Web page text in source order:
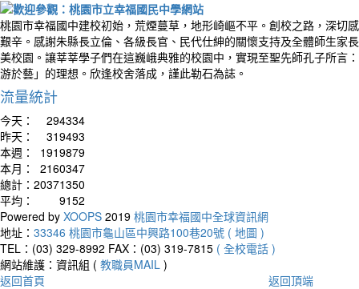
桃園市幸福國中建校初始，荒煙蔓草，地形崎嶇不平。創校之路，深切
艱辛。感謝朱縣長立倫、各級長官、民代仕紳的關懷支持及全體師生家
美校園。讓莘莘學子們在這巍峨典雅的校園中，實現至聖先師孔子所言
游於藝」的理想。欣逢校舍落成，謹此勒石為誌。
流量統計
今天：
294334
昨天：
319493
本週：
1919879
本月：
2160347
總計： 20371350
平均：
9152
Powered by XOOPS 2019 桃園市幸福國中全球資訊網
地址： 33346 桃園市龜山區中興路100巷20號 ( 地圖 )
TEL：(03) 329-8992 FAX：(03) 319-7815 ( 全校電話 )
網站維護：資訊組 ( 教職員MAIL )
返回首頁
返回頂端